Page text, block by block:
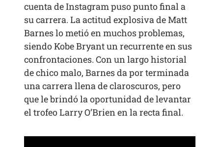
cuenta de Instagram puso punto final a
su carrera. La actitud explosiva de Matt
Barnes lo metió en muchos problemas,
siendo Kobe Bryant un recurrente en sus
confrontaciones. Con un largo historial
de chico malo, Barnes da por terminada
una carrera llena de claroscuros, pero
que le brindó la oportunidad de levantar
el trofeo Larry O’Brien en la recta final.